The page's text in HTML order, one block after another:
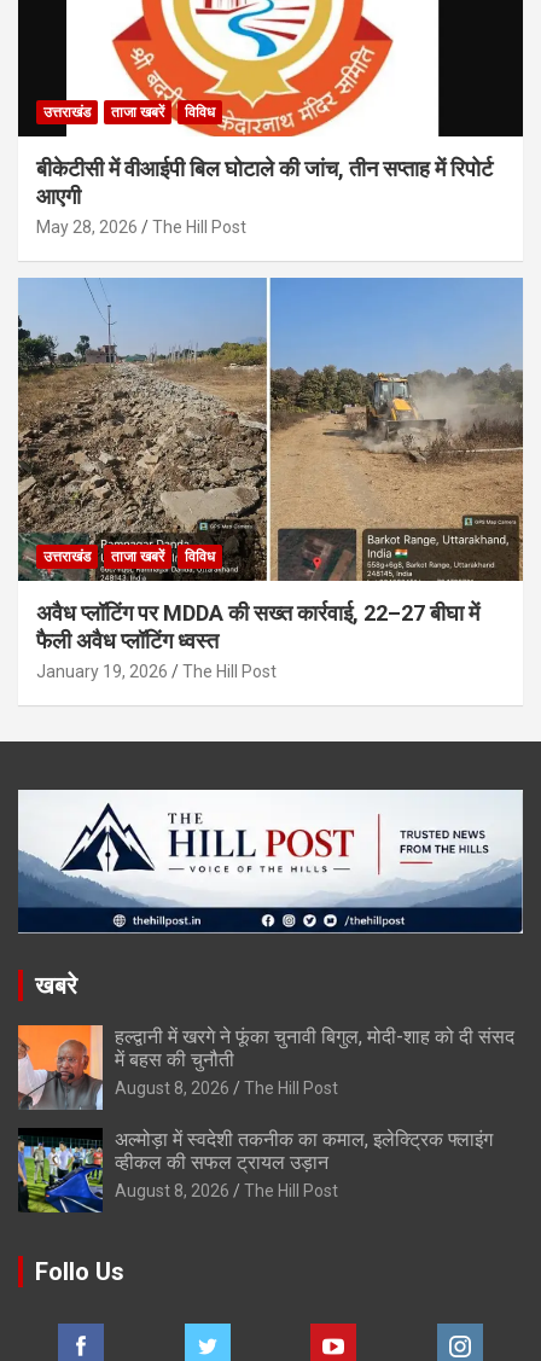
उत्तराखंड ताजा खबरें विविध
बीकेटीसी में वीआईपी बिल घोटाले की जांच, तीन सप्ताह में रिपोर्ट
आएगी
May 28, 2026 The Hill Post
उत्तराखंड ताजा खबरें विविध
अवैध प्लॉटिंग पर MDDA की सख्त कार्रवाई, 22–27 बीघा में
फैली अवैध प्लॉटिंग ध्वस्त
January 19, 2026 The Hill Post
खबरे
हल्द्वानी में खरगे ने फूंका चुनावी बिगुल, मोदी-शाह को दी संसद
में बहस की चुनौती
August 8, 2026 The Hill Post
अल्मोड़ा में स्वदेशी तकनीक का कमाल, इलेक्ट्रिक फ्लाइंग
व्हीकल की सफल ट्रायल उड़ान
August 8, 2026 The Hill Post
Follo Us